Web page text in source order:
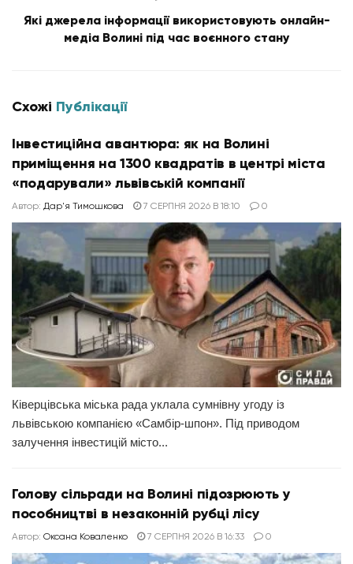
Які джерела інформації використовують онлайн-
медіа Волині під час воєнного стану
Схожі Публікації
Інвестиційна авантюра: як на Волині
приміщення на 1300 квадратів в центрі міста
«подарували» львівській компанії
Автор: Дар'я Тимошкова 7 СЕРПНЯ 2026 В 18:10 0
Ківерцівська міська рада уклала сумнівну угоду із
львівською компанією «Самбір-шпон». Під приводом
залучення інвестицій місто...
Голову сільради на Волині підозрюють у
пособництві в незаконній рубці лісу
Автор: Оксана Коваленко 7 СЕРПНЯ 2026 В 16:33 0